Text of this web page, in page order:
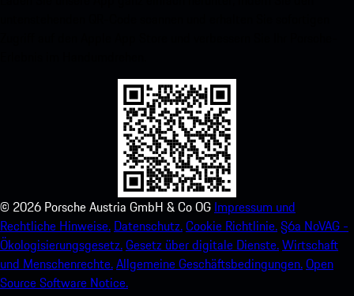
© 2026 Porsche Austria GmbH & Co OG Impressum und
Rechtliche Hinweise. Datenschutz.Cookie Richtlinie.§6a NoVAG -
Ökologisierungsgesetz.Gesetz über digitale Dienste.Wirtschaft
und Menschenrechte.Allgemeine Geschäftsbedingungen.Open
Source Software Notice.